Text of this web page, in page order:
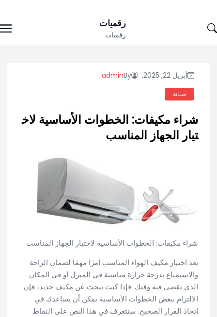
to
رقميات
رقميات
أبريل 22, 2025, By
admin
صيانة
شراء مكيفات: الخطوات الأساسية لاخ
تيار الجهاز المناسب
شراء مكيفات: الخطوات الأساسية لاختيار الجهاز المناسب
يعد اختيار مكيف الهواء المناسب أمرًا مهمًا لضمان الراحة
والاستمتاع بدرجة حرارة مناسبة في المنزل أو في المكان
الذي تقضي فيه وقتك. فإذا كنت تبحث عن مكيف جديد، فإن
الالتزام ببعض الخطوات الأساسية يمكن أن يساعدك في
اتخاذ القرار الصحيح. سنتعرف في هذا النص على النقاط